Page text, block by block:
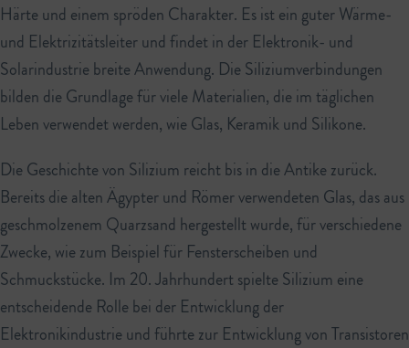
Härte und einem spröden Charakter. Es ist ein guter Wärme-
und Elektrizitätsleiter und findet in der Elektronik- und
Solarindustrie breite Anwendung. Die Siliziumverbindungen
bilden die Grundlage für viele Materialien, die im täglichen
Leben verwendet werden, wie Glas, Keramik und Silikone.
Die Geschichte von Silizium reicht bis in die Antike zurück.
Bereits die alten Ägypter und Römer verwendeten Glas, das aus
geschmolzenem Quarzsand hergestellt wurde, für verschiedene
Zwecke, wie zum Beispiel für Fensterscheiben und
Schmuckstücke. Im 20. Jahrhundert spielte Silizium eine
entscheidende Rolle bei der Entwicklung der
Elektronikindustrie und führte zur Entwicklung von Transistoren